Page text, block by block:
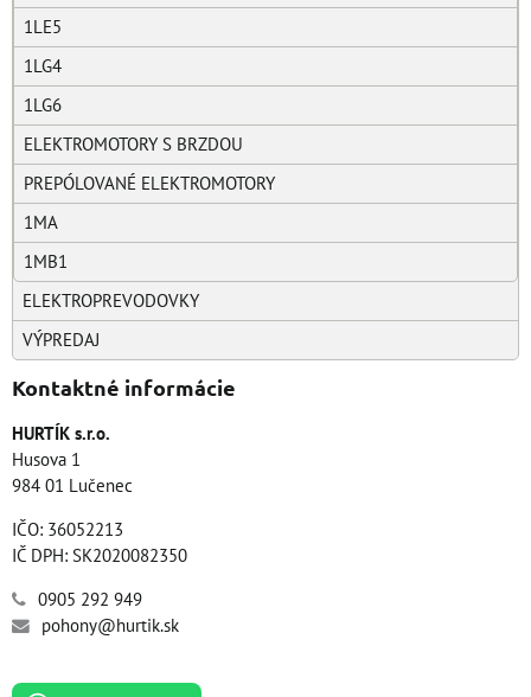
1LE5
1LG4
1LG6
ELEKTROMOTORY S BRZDOU
PREPÓLOVANÉ ELEKTROMOTORY
1MA
1MB1
ELEKTROPREVODOVKY
VÝPREDAJ
Kontaktné informácie
HURTÍK s.r.o.
Husova 1
984 01 Lučenec
IČO: 36052213
IČ DPH: SK2020082350
0905 292 949
pohony@hurtik.sk